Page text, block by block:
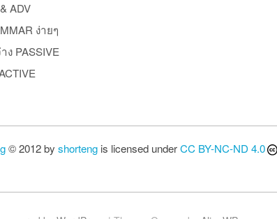
ADV
ง่ายๆ
ง PASSIVE
© 2012 by shorteng is licensed underCC BY-NC-ND 4.0